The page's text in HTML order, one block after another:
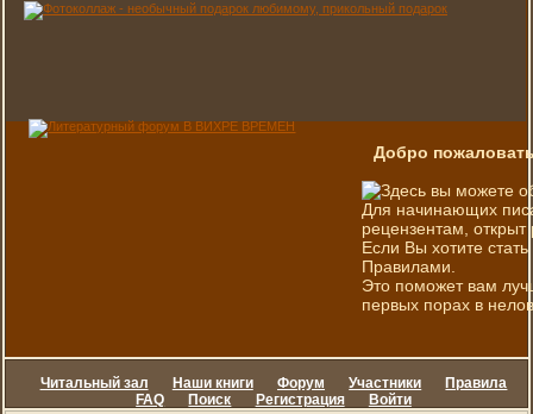
Добро
Здесь вы можете
Для начинающих
рецензентам, открыт
Если Вы хотите
Правилами.
Это поможет вам
первых порах в
Читальный зал Наши книги Форум Участники
Правила
FAQ
Поиск Регистрация Войти